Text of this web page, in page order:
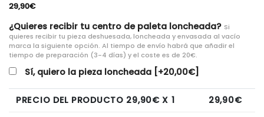
29,90€
¿Quieres recibir tu centro de paleta loncheada? Si
quieres recibir tu pieza deshuesada, loncheada y envasada al vacío
marca la siguiente opción. Al tiempo de envío habrá que añadir el
tiempo de preparación (3-4 días) y el coste es de 20€.
Sí, quiero la pieza loncheada [+20,00€]
PRECIO DEL PRODUCTO 29,90€ X 1 29,90€